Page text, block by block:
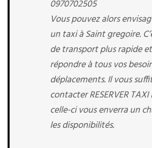
0970702505
Vous pouvez alors
un taxi à Saint gregoire.
de transport plus rapide
répondre à tous vos
déplacements. Il vous
contacter RESERVER TAXI
celle-ci vous enverra un
les disponibilités.